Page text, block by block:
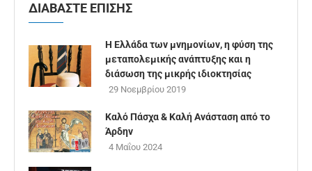
ΔΙΑΒΑΣΤΕ ΕΠΙΣΗΣ
Η Ελλάδα των μνημονίων, η φύση της
μεταπολεμικής ανάπτυξης και η
διάσωση της μικρής ιδιοκτησίας
29 Νοεμβρίου 2019
Καλό Πάσχα & Καλή Ανάσταση από το
Άρδην
4 Μαΐου 2024